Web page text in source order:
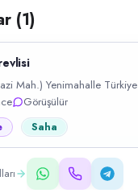
(1)
Mah.) Yenimahalle Türkiye
Görüşülür
Saha